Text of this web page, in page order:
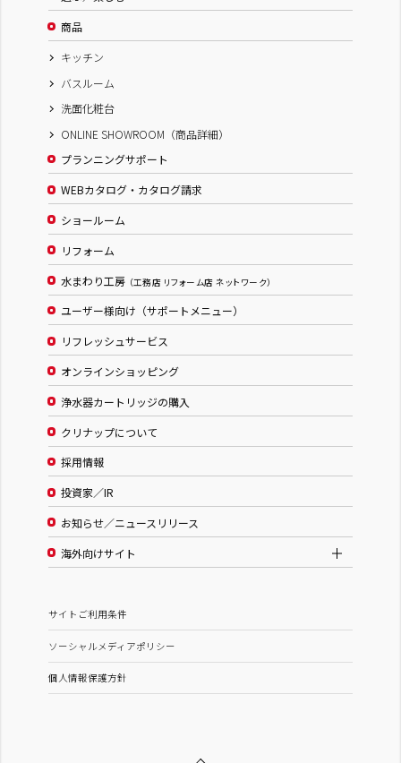
商品
キッチン
バスルーム
洗面化粧台
ONLINE SHOWROOM（商品詳細）
プランニングサポート
WEBカタログ・カタログ請求
ショールーム
リフォーム
水まわり工房 （工務店 リフォーム店 ネットワーク）
ユーザー様向け（サポートメニュー）
リフレッシュサービス
オンラインショッピング
浄水器カートリッジの購入
クリナップについて
採用情報
投資家／IR
お知らせ／ニュースリリース
海外向けサイト
サイトご利用条件
ソーシャルメディアポリシー
個人情報保護方針